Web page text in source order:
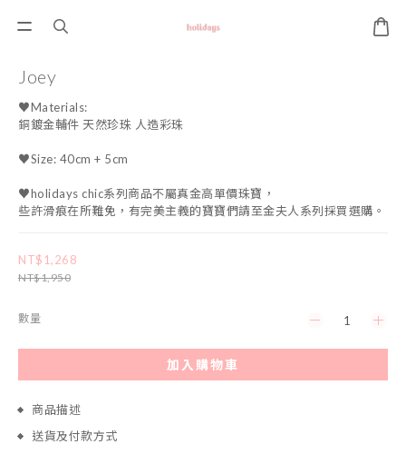
Joey
♥Materials:
銅鍍金輔件 天然珍珠 人造彩珠
♥Size: 40cm + 5cm
♥holidays chic系列商品不屬真金高單價珠寶，
些許滑痕在所難免，有完美主義的寶寶們請至金夫人系列採買選購。
NT$1,268
NT$1,950
數量
加入購物車
商品描述
送貨及付款方式